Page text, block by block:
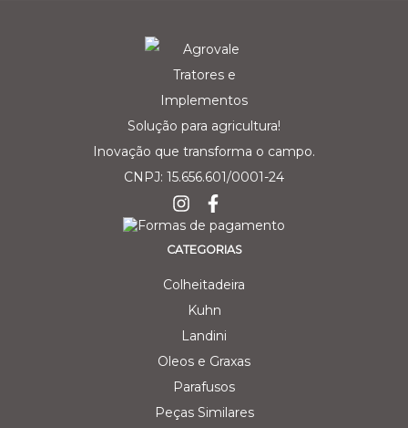
Solução para agricultura!
Inovação que transforma o campo.
CNPJ: 15.656.601/0001-24
CATEGORIAS
Colheitadeira
Kuhn
Landini
Oleos e Graxas
Parafusos
Peças Similares